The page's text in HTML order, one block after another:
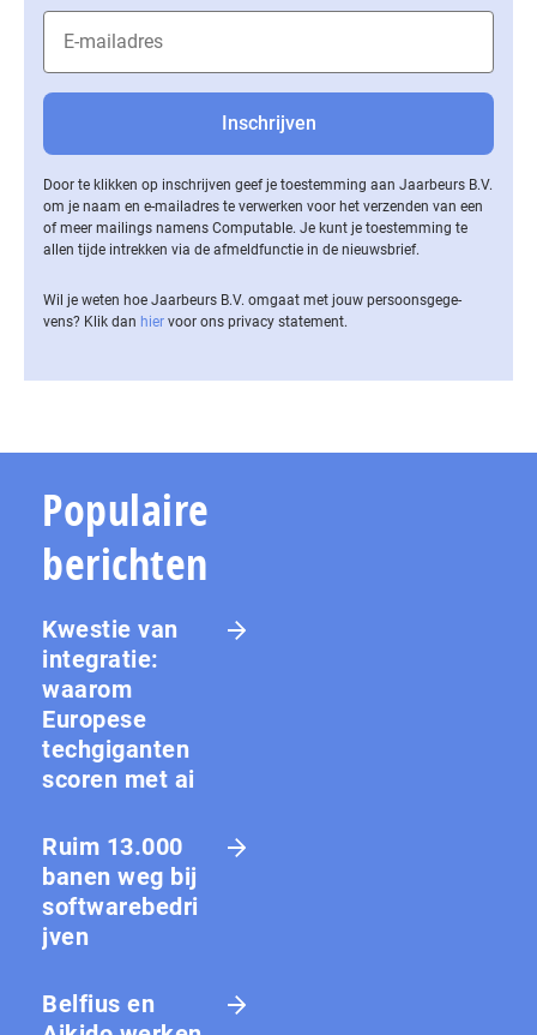
Door te klikken op inschrijven geef je toestemming aan Jaarbeurs B.V.
om je naam en e-mailadres te verwerken voor het verzenden van een
of meer mailings namens Computable. Je kunt je toestemming te
allen tijde intrekken via de af­meld­func­tie in de nieuwsbrief.
Wil je weten hoe Jaarbeurs B.V. omgaat met jouw per­soons­ge­ge­
vens? Klik dan hier voor ons privacy statement.
Populaire
berichten
Kwestie van
integratie:
waarom
Europese
techgiganten
scoren met ai
Ruim 13.000
banen weg bij
softwarebedri
jven
Belfius en